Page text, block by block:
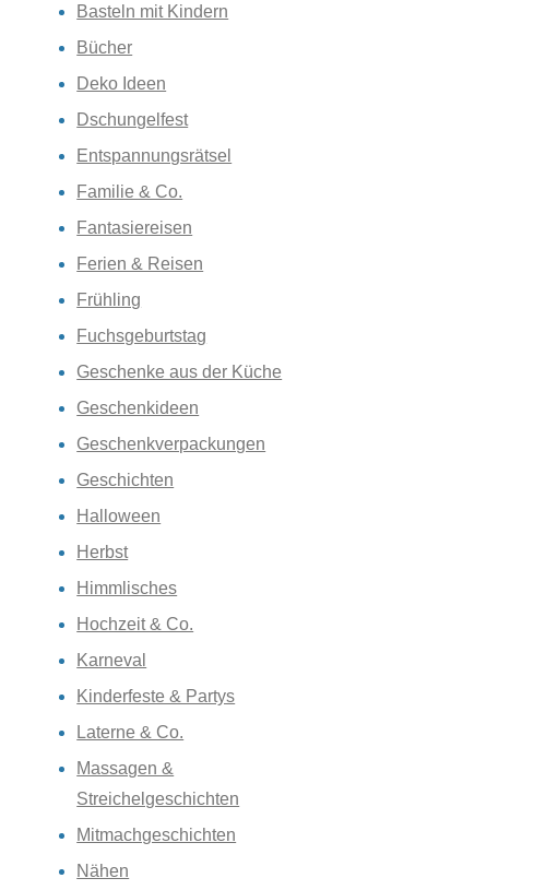
Basteln mit Kindern
Bücher
Deko Ideen
Dschungelfest
Entspannungsrätsel
Familie & Co.
Fantasiereisen
Ferien & Reisen
Frühling
Fuchsgeburtstag
Geschenke aus der Küche
Geschenkideen
Geschenkverpackungen
Geschichten
Halloween
Herbst
Himmlisches
Hochzeit & Co.
Karneval
Kinderfeste & Partys
Laterne & Co.
Massagen &
Streichelgeschichten
Mitmachgeschichten
Nähen